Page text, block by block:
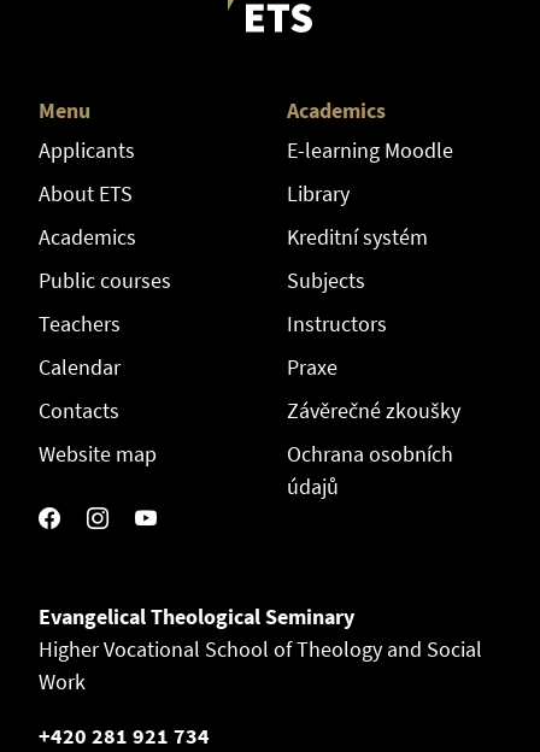
Menu
Applicants
About ETS
Academics
Public courses
Teachers
Calendar
Contacts
Website map
Academics
E-learning Moodle
Library
Kreditní systém
Subjects
Instructors
Praxe
Závěrečné zkoušky
Ochrana osobních
údajů
Evangelical Theological Seminary
Higher Vocational School of Theology and Social
Work
+420 281 921 734